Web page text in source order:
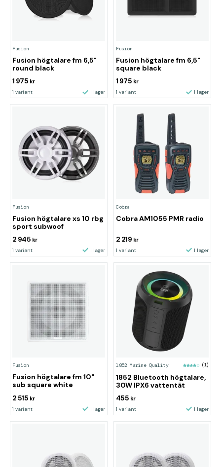
Fusion
Fusion högtalare fm 6,5"
round black
1 975 kr
1 variant I lager
Fusion
Fusion högtalare fm 6,5"
square black
1 975 kr
1 variant I lager
Fusion
Fusion högtalare xs 10 rbg
sport subwoof
2 945 kr
1 variant I lager
Cobra
Cobra AM1055 PMR radio
2 219 kr
1 variant I lager
Fusion
Fusion högtalare fm 10"
sub square white
2 515 kr
1 variant I lager
1852 Marine Quality (1)
1852 Bluetooth högtalare,
30W IPX6 vattentät
455 kr
1 variant I lager